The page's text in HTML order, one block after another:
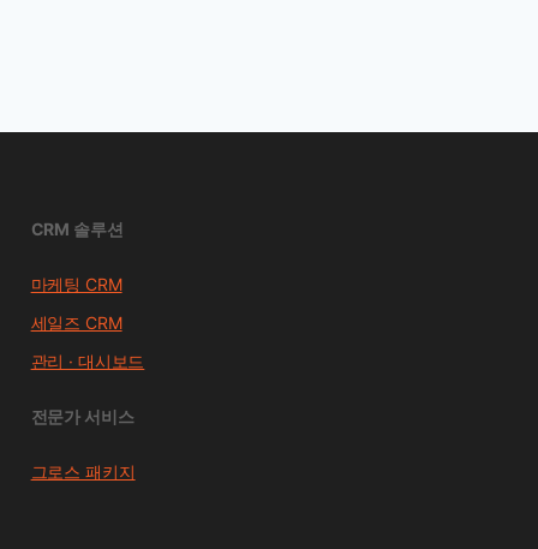
CRM 솔루션
마케팅 CRM
세일즈 CRM
관리 · 대시보드
전문가 서비스
그로스 패키지